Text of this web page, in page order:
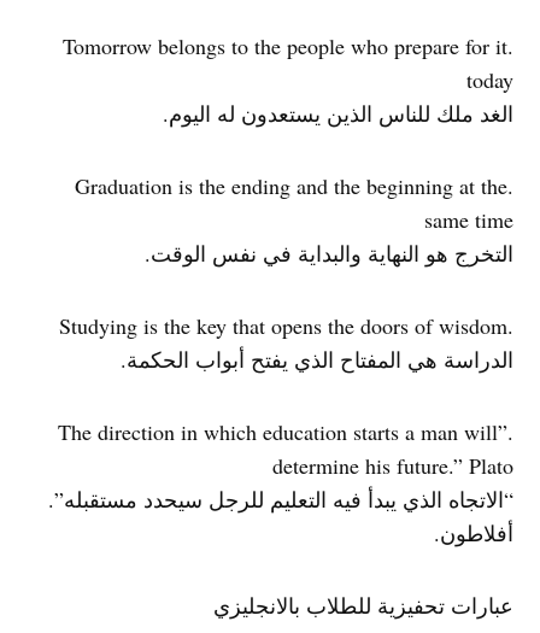
.Tomorrow belongs to the people who prepare for it
today
الغد ملك للناس الذين يستعدون له اليوم.
.Graduation is the ending and the beginning at the
same time
التخرج هو النهاية والبداية في نفس الوقت.
.Studying is the key that opens the doors of wisdom
الدراسة هي المفتاح الذي يفتح أبواب الحكمة.
.”The direction in which education starts a man will
determine his future.” Plato
“الاتجاه الذي يبدأ فيه التعليم للرجل سيحدد مستقبله”.
أفلاطون.
عبارات تحفيزية للطلاب بالانجليزي